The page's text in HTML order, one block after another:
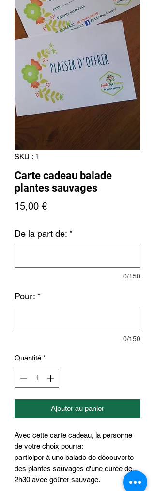
SKU : 1
Carte cadeau balade
plantes sauvages
15,00 €Prix
De la part de: *
0/150
Pour: *
0/150
Quantité *
Ajouter au panier
Avec cette carte cadeau, la personne
de votre choix pourra:
participer à une balade de découverte
des plantes sauvages d'une durée de
2h30 avec goûter sauvage.